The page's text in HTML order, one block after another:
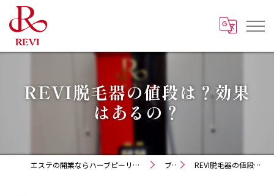
REVI脱毛器の値段は？効果
はあるの？
エステの開業ならハーブピーリング REVI化粧品 正規取扱販売会社 ブログ REVI脱毛器の値段は？効果はあるの？